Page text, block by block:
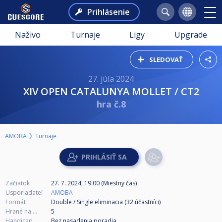
Prihlásenie
Naživo Turnaje Ligy Upgrade
SLEDOVAŤ
27. júla 2024
XIV OPEN CATALUNYA MOLLET / CT2
hra č.8
AMOBA Turnaje
Začiatok
27. 7. 2024, 19:00 (Miestny čas)
Usporiadateľ
AMOBA
Formát
Double / Single eliminacia (32 účastníci)
Hrané na ...
5